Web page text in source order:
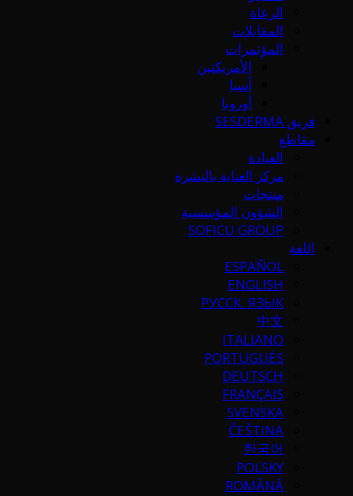
الرعاة
المقابلات
المؤتمرات
الأمريكتين
آسيا
أوروبا
فريق SESDERMA
مقاطع
العيادة
مركز العناية بالبشرة
منتجات
الشؤون المؤسسية
SOFICU GROUP
اللغة
ESPAÑOL
ENGLISH
РУССК. ЯЗЫК
中文
ITALIANO
PORTUGUÉS
DEUTSCH
FRANÇAIS
SVENSKA
ČEŠTINA
한국어
POLSKY
ROMÂNĂ